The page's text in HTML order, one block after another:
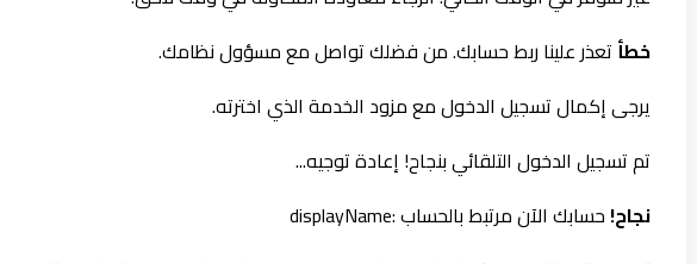
خطأ تعذر علينا ربط حسابك. من فضلك تواصل مع مسؤول نظامك.
يرجى إكمال تسجيل الدخول مع مزود الخدمة الذي اخترته.
تم تسجيل الدخول التلقائي بنجاح! إعادة توجيه...
نجاح! حسابك الآن مرتبط بالحساب :displayName